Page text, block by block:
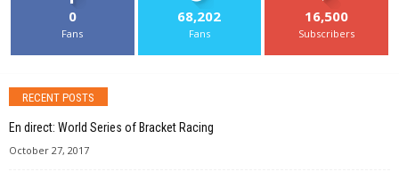
0
Fans
68,202
Fans
16,500
Subscribers
RECENT POSTS
En direct: World Series of Bracket Racing
October 27, 2017